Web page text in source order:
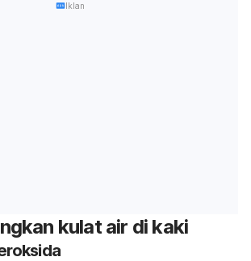
Iklan
kulat air di kaki